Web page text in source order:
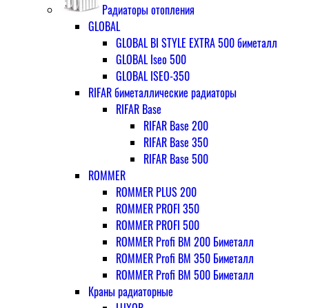
Радиаторы отопления
GLOBAL
GLOBAL BI STYLE EXTRA 500 биметалл
GLOBAL Iseo 500
GLOBAL ISEO-350
RIFAR биметаллические радиаторы
RIFAR Base
RIFAR Base 200
RIFAR Base 350
RIFAR Base 500
ROMMER
ROMMER PLUS 200
ROMMER PROFI 350
ROMMER PROFI 500
ROMMER Profi BM 200 Биметалл
ROMMER Profi BM 350 Биметалл
ROMMER Profi BM 500 Биметалл
Краны радиаторные